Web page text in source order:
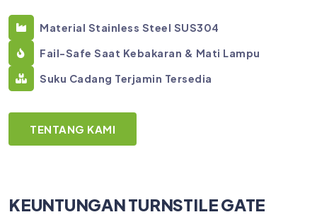
Material Stainless Steel SUS304
Fail-Safe Saat Kebakaran & Mati Lampu
Suku Cadang Terjamin Tersedia
TENTANG KAMI
KEUNTUNGAN TURNSTILE GATE